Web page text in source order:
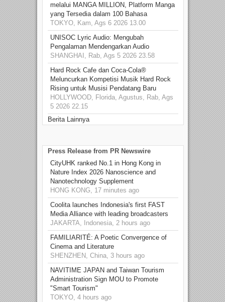
melalui MANGA MILLION, Platform Manga
yang Tersedia dalam 100 Bahasa
TOKYO, Kam, Ags 6 2026 13.00
UNISOC Lyric Audio: Mengubah
Pengalaman Mendengarkan Audio
SHANGHAI, Rab, Ags 5 2026 23.58
Hard Rock Cafe dan Coca-Cola®
Meluncurkan Kompetisi Musik Hard Rock
Rising untuk Musisi Pendatang Baru
HOLLYWOOD, Florida, Agustus, Rab, Ags
5 2026 22.15
Berita Lainnya
Press Release from PR Newswire
CityUHK ranked No.1 in Hong Kong in
Nature Index 2026 Nanoscience and
Nanotechnology Supplement
HONG KONG, 17 minutes ago
Coolita launches Indonesia's first FAST
Media Alliance with leading broadcasters
JAKARTA, Indonesia, 2 hours ago
FAMILIARITÉ: A Poetic Convergence of
Cinema and Literature
SHENZHEN, China, 3 hours ago
NAVITIME JAPAN and Taiwan Tourism
Administration Sign MOU to Promote
"Smart Tourism"
TOKYO, 4 hours ago